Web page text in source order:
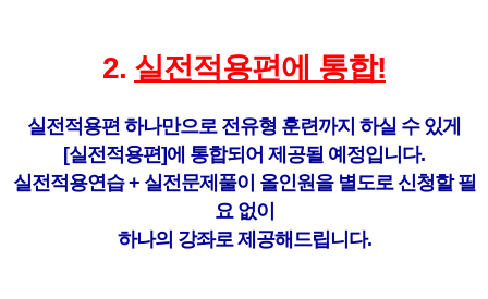
2. 실전적용편에 통합!
실전적용편 하나만으로 전유형 훈련까지 하실 수 있게
[실전적용편]에 통합되어 제공될 예정입니다.
실전적용연습 + 실전문제풀이 올인원을 별도로 신청할 필
요 없이
하나의 강좌로 제공해드립니다.